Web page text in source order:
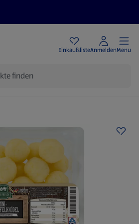
EinkaufslisteAnmeldenMenu